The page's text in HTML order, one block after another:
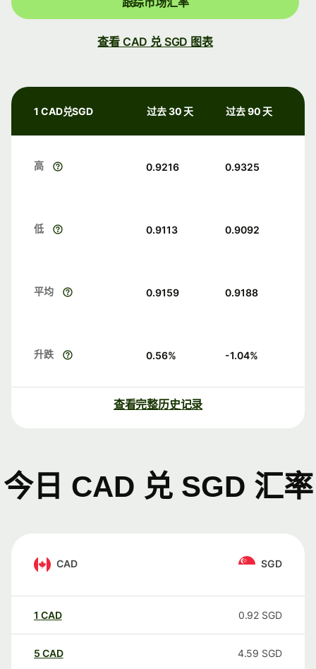
查看 CAD 兑 SGD 图表
1 CAD兑SGD 过去 30 天 过去 90 天
高 0.9216 0.9325
低 0.9113 0.9092
平均 0.9159 0.9188
升跌 0.56% -1.04%
查看完整历史记录
今日 CAD 兑 SGD 汇率
CAD SGD
1 CAD 0.92 SGD
5 CAD 4.59 SGD